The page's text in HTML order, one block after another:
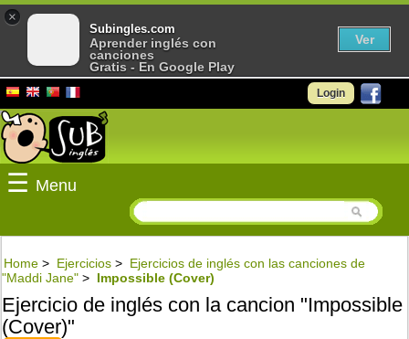
Login
☰ Menu
Home > Ejercicios > Ejercicios de inglés con las canciones de
"Maddi Jane" > Impossible (Cover)
Ejercicio de inglés con la cancion "Impossible
(Cover)"
×
Subingles.com
Aprender inglés con
canciones
Gratis - En Google Play
Ver